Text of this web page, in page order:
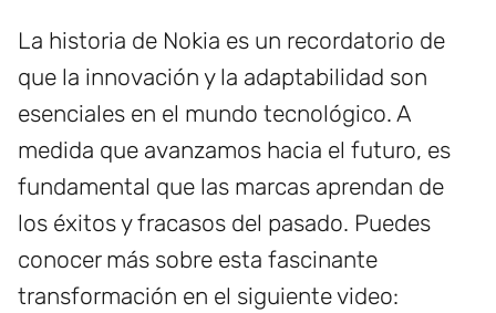
La historia de Nokia es un recordatorio de
que la innovación y la adaptabilidad son
esenciales en el mundo tecnológico. A
medida que avanzamos hacia el futuro, es
fundamental que las marcas aprendan de
los éxitos y fracasos del pasado. Puedes
conocer más sobre esta fascinante
transformación en el siguiente video: